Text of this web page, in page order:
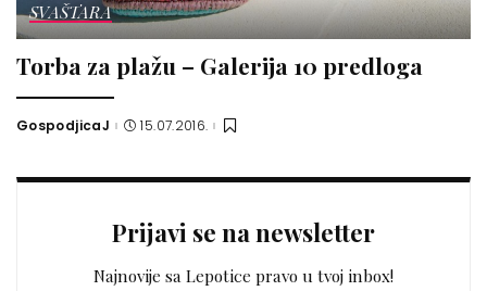
SVAŠTARA
Torba za plažu – Galerija 10 predloga
Posted
GospodjicaJ 15.07.2016.
Prijavi se na newsletter
Najnovije sa Lepotice pravo u tvoj inbox!